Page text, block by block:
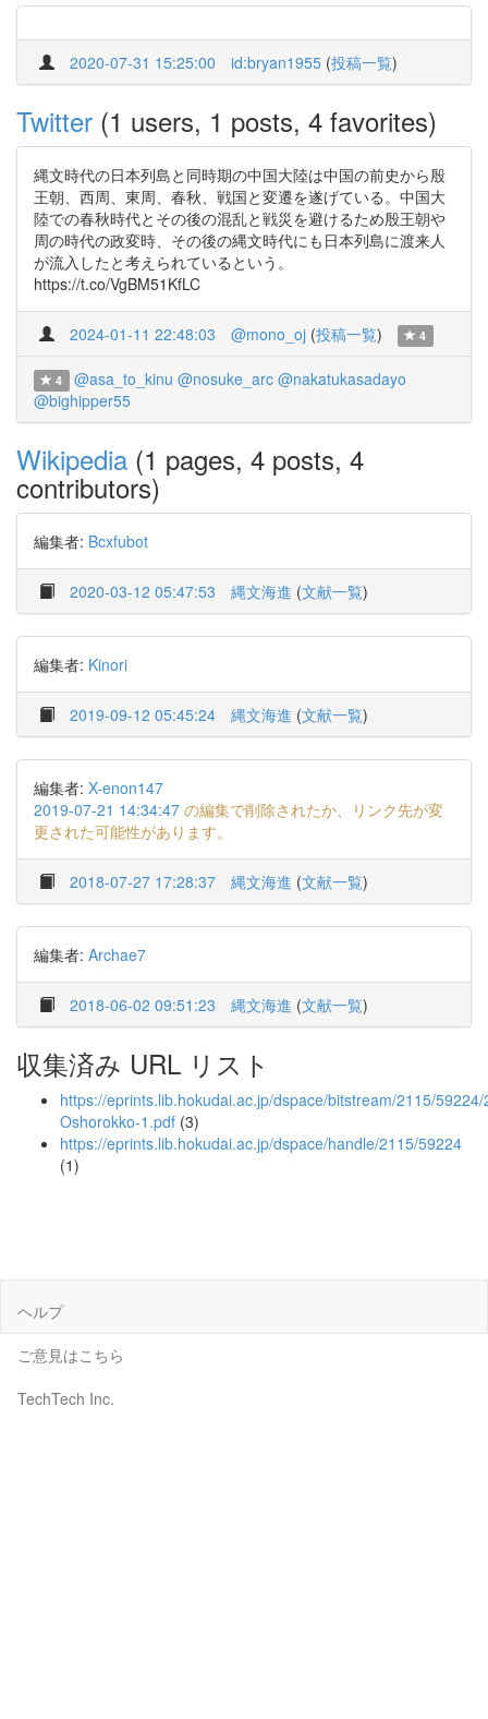
2020-07-31 15:25:00 id:bryan1955 (投稿一覧)
Twitter (1 users, 1 posts, 4 favorites)
縄文時代の日本列島と同時期の中国大陸は中国の前史から殷
王朝、西周、東周、春秋、戦国と変遷を遂げている。中国大
陸での春秋時代とその後の混乱と戦災を避けるため殷王朝や
周の時代の政変時、その後の縄文時代にも日本列島に渡来人
が流入したと考えられているという。
https://t.co/VgBM51KfLC
2024-01-11 22:48:03 @mono_oj (投稿一覧) 4
4 @asa_to_kinu @nosuke_arc @nakatukasadayo
@bighipper55
Wikipedia (1 pages, 4 posts, 4
contributors)
編集者: Bcxfubot
2020-03-12 05:47:53 縄文海進 (文献一覧)
編集者: Kinori
2019-09-12 05:45:24 縄文海進 (文献一覧)
編集者: X-enon147
2019-07-21 14:34:47 の編集で削除されたか、リンク先が変
更された可能性があります。
2018-07-27 17:28:37 縄文海進 (文献一覧)
編集者: Archae7
2018-06-02 09:51:23 縄文海進 (文献一覧)
収集済み URL リスト
https://eprints.lib.hokudai.ac.jp/dspace/bitstream/2115/
Oshorokko-1.pdf (3)
https://eprints.lib.hokudai.ac.jp/dspace/handle/2115/59224
(1)
ヘルプ
ご意見はこちら
TechTech Inc.